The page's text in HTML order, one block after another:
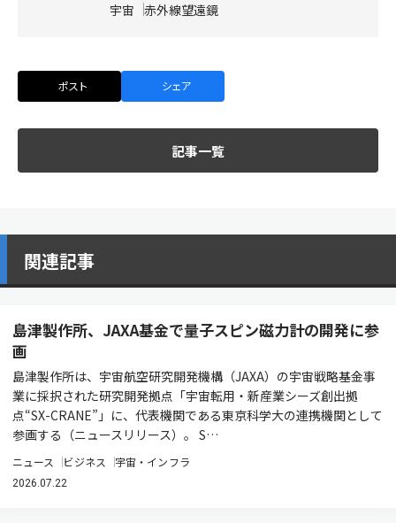
宇宙 赤外線望遠鏡
ポスト シェア
記事一覧
関連記事
島津製作所、JAXA基金で量子スピン磁力計の開発に参
画
島津製作所は、宇宙航空研究開発機構（JAXA）の宇宙戦略基金事
業に採択された研究開発拠点「宇宙転用・新産業シーズ創出拠
点“SX-CRANE”」に、代表機関である東京科学大の連携機関として
参画する（ニュースリリース）。 S…
ニュース ビジネス 宇宙・インフラ
2026.07.22